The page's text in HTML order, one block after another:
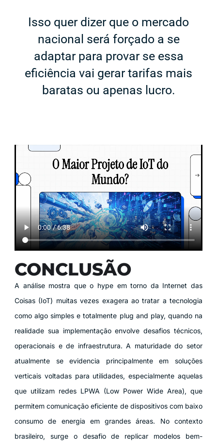
Isso quer dizer que o mercado
nacional será forçado a se
adaptar para provar se essa
eficiência vai gerar tarifas mais
baratas ou apenas lucro.
A análise mostra que o hype em torno da Internet das
Coisas (IoT) muitas vezes exagera ao tratar a tecnologia
como algo simples e totalmente plug and play, quando na
realidade sua implementação envolve desafios técnicos,
operacionais e de infraestrutura. A maturidade do setor
atualmente se evidencia principalmente em soluções
verticais voltadas para utilidades, especialmente aquelas
que utilizam redes LPWA (Low Power Wide Area), que
permitem comunicação eficiente de dispositivos com baixo
consumo de energia em grandes áreas. No contexto
brasileiro, surge o desafio de replicar modelos bem-
CONCLUSÃO